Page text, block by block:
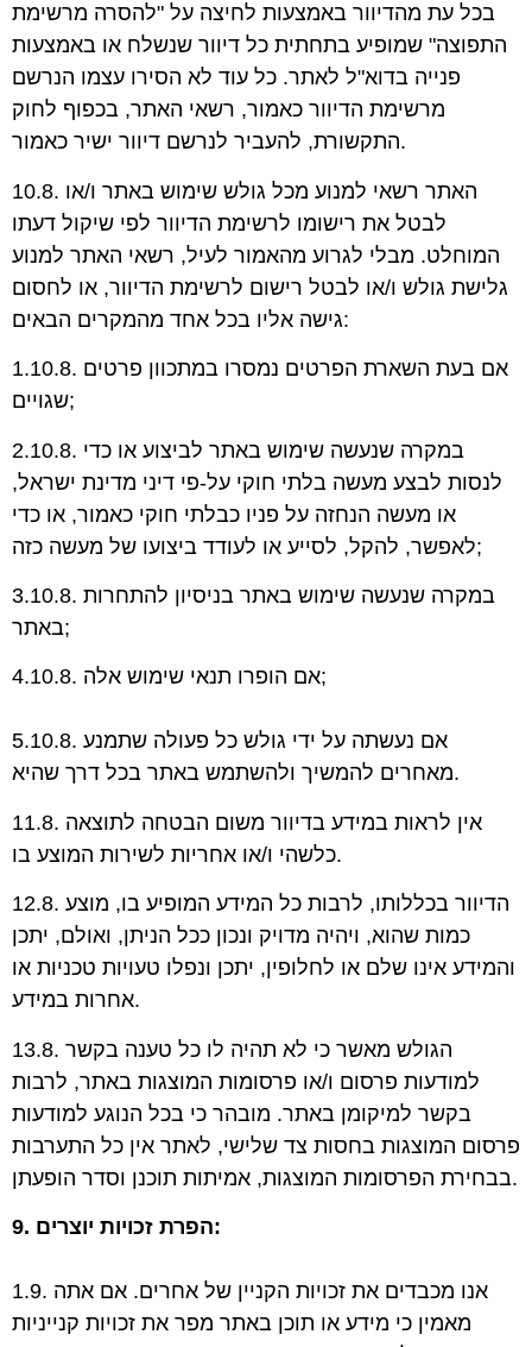
בכל עת מהדיוור באמצעות לחיצה על "להסרה מרשימת
התפוצה" שמופיע בתחתית כל דיוור שנשלח או באמצעות
פנייה בדוא"ל לאתר. כל עוד לא הסירו עצמו הנרשם
מרשימת הדיוור כאמור, רשאי האתר, בכפוף לחוק
התקשורת, להעביר לנרשם דיוור ישיר כאמור.
10.8. האתר רשאי למנוע מכל גולש שימוש באתר ו/או
לבטל את רישומו לרשימת הדיוור לפי שיקול דעתו
המוחלט. מבלי לגרוע מהאמור לעיל, רשאי האתר למנוע
גלישת גולש ו/או לבטל רישום לרשימת הדיוור, או לחסום
גישה אליו בכל אחד מהמקרים הבאים:
1.10.8. אם בעת השארת הפרטים נמסרו במתכוון פרטים
שגויים;
2.10.8. במקרה שנעשה שימוש באתר לביצוע או כדי
לנסות לבצע מעשה בלתי חוקי על-פי דיני מדינת ישראל,
או מעשה הנחזה על פניו כבלתי חוקי כאמור, או כדי
לאפשר, להקל, לסייע או לעודד ביצועו של מעשה כזה;
3.10.8. במקרה שנעשה שימוש באתר בניסיון להתחרות
באתר;
4.10.8. אם הופרו תנאי שימוש אלה;
5.10.8. אם נעשתה על ידי גולש כל פעולה שתמנע
מאחרים להמשיך ולהשתמש באתר בכל דרך שהיא.
11.8. אין לראות במידע בדיוור משום הבטחה לתוצאה
כלשהי ו/או אחריות לשירות המוצע בו.
12.8. הדיוור בכללותו, לרבות כל המידע המופיע בו, מוצע
כמות שהוא, ויהיה מדויק ונכון ככל הניתן, ואולם, יתכן
והמידע אינו שלם או לחלופין, יתכן ונפלו טעויות טכניות או
אחרות במידע.
13.8. הגולש מאשר כי לא תהיה לו כל טענה בקשר
למודעות פרסום ו/או פרסומות המוצגות באתר, לרבות
בקשר למיקומן באתר. מובהר כי בכל הנוגע למודעות
פרסום המוצגות בחסות צד שלישי, לאתר אין כל התערבות
בבחירת הפרסומות המוצגות, אמיתות תוכנן וסדר הופעתן.
9. הפרת זכויות יוצרים:
1.9. אנו מכבדים את זכויות הקניין של אחרים. אם אתה
מאמין כי מידע או תוכן באתר מפר את זכויות קנייניות